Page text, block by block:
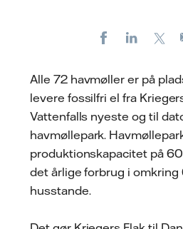
FacebookLinkedIn
Alle 72 havmøller er på
levere fossilfri el fra
Vattenfalls nyeste og til
havmøllepark.
produktionskapacitet på
det årlige forbrug i
husstande.